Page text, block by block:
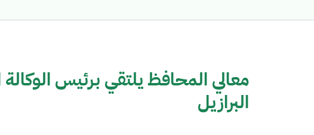
معالي المحافظ يلتقي برئيس الوكالة
البرازيل